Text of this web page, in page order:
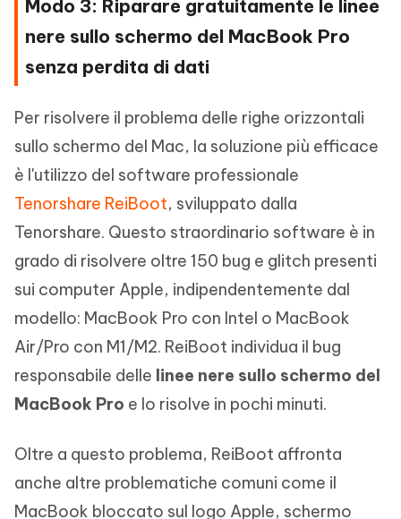
Modo 3: Riparare gratuitamente le linee
nere sullo schermo del MacBook Pro
senza perdita di dati
Per risolvere il problema delle righe orizzontali
sullo schermo del Mac, la soluzione più efficace
è l'utilizzo del software professionale
Tenorshare ReiBoot, sviluppato dalla
Tenorshare. Questo straordinario software è in
grado di risolvere oltre 150 bug e glitch presenti
sui computer Apple, indipendentemente dal
modello: MacBook Pro con Intel o MacBook
Air/Pro con M1/M2. ReiBoot individua il bug
responsabile delle linee nere sullo schermo del
MacBook Pro e lo risolve in pochi minuti.
Oltre a questo problema, ReiBoot affronta
anche altre problematiche comuni come il
MacBook bloccato sul logo Apple, schermo